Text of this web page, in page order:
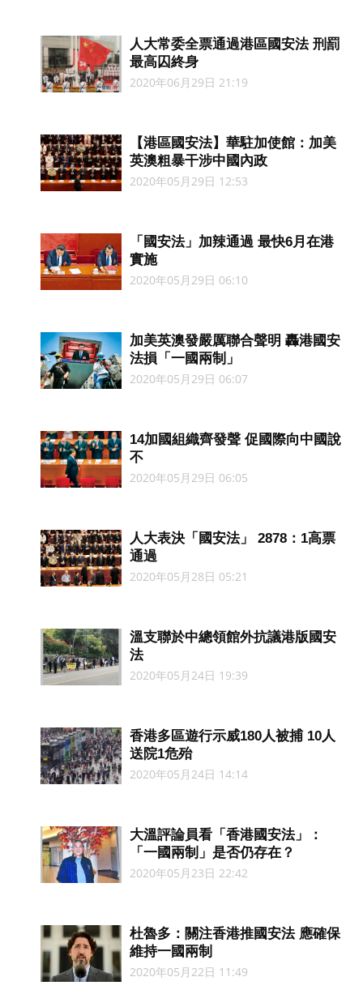
人大常委全票通過港區國安法 刑罰
最高囚終身
2020年06月29日 21:19
【港區國安法】華駐加使館：加美
英澳粗暴干涉中國內政
2020年05月29日 12:53
「國安法」加辣通過 最快6月在港
實施
2020年05月29日 06:10
加美英澳發嚴厲聯合聲明 轟港國安
法損「一國兩制」
2020年05月29日 06:07
14加國組織齊發聲 促國際向中國說
不
2020年05月29日 06:05
人大表決「國安法」 2878：1高票
通過
2020年05月28日 05:21
溫支聯於中總領館外抗議港版國安
法
2020年05月24日 19:39
香港多區遊行示威180人被捕 10人
送院1危殆
2020年05月24日 14:14
大溫評論員看「香港國安法」：
「一國兩制」是否仍存在？
2020年05月23日 22:42
杜魯多：關注香港推國安法 應確保
維持一國兩制
2020年05月22日 11:49